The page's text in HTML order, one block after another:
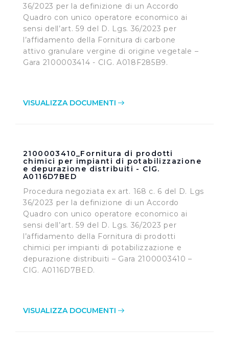
36/2023 per la definizione di un Accordo
Quadro con unico operatore economico ai
sensi dell’art. 59 del D. Lgs. 36/2023 per
l’affidamento della Fornitura di carbone
attivo granulare vergine di origine vegetale –
Gara 2100003414 - CIG. A018F285B9.
VISUALIZZA DOCUMENTI
2100003410_Fornitura di prodotti
chimici per impianti di potabilizzazione
e depurazione distribuiti - CIG.
A0116D7BED
Procedura negoziata ex art. 168 c. 6 del D. Lgs
36/2023 per la definizione di un Accordo
Quadro con unico operatore economico ai
sensi dell’art. 59 del D. Lgs. 36/2023 per
l’affidamento della Fornitura di prodotti
chimici per impianti di potabilizzazione e
depurazione distribuiti – Gara 2100003410 –
CIG. A0116D7BED.
VISUALIZZA DOCUMENTI